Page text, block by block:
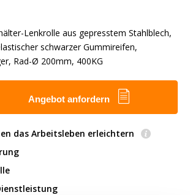
Lenkrolle aus gepresstem Stahlblech,
schwarzer Gummireifen,
Rad-Ø 200mm, 400KG
Angebot anfordern
das Arbeitsleben erleichtern